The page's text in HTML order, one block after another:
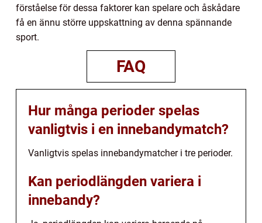
förståelse för dessa faktorer kan spelare och åskådare
få en ännu större uppskattning av denna spännande
sport.
FAQ
Hur många perioder spelas
vanligtvis i en innebandymatch?
Vanligtvis spelas innebandymatcher i tre perioder.
Kan periodlängden variera i
innebandy?